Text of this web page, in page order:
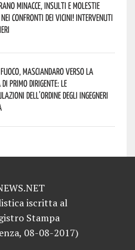
minacce, insulti e molestie
confronti dei vicini! Intervenuti
Masciandaro verso la
Primo Dirigente: le
dell’Ordine degli Ingegneri
iscritta al
Stampa
08-08-2017)